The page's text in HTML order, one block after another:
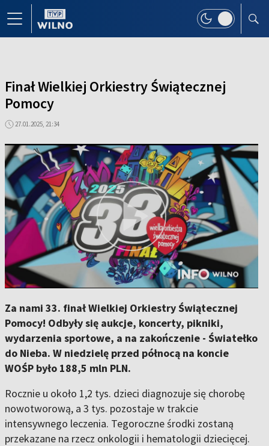
Finał Wielkiej Orkiestry Świątecznej
Pomocy
27.01.2025, 21:34
Za nami 33. finał Wielkiej Orkiestry Świątecznej
Pomocy! Odbyły się aukcje, koncerty, pikniki,
wydarzenia sportowe, a na zakończenie - Światełko
do Nieba. W niedzielę przed północą na koncie
WOŚP było 188,5 mln PLN.
Rocznie u około 1,2 tys. dzieci diagnozuje się chorobę
nowotworową, a 3 tys. pozostaje w trakcie
intensywnego leczenia. Tegoroczne środki zostaną
przekazane na rzecz onkologii i hematologii dziecięcej.